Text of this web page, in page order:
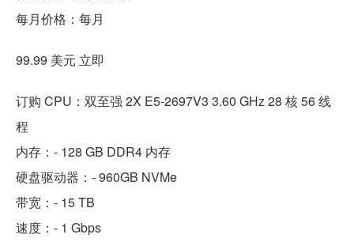
每月价格：每月
99.99 美元 立即
订购 CPU：双至强 2X E5-2697V3 3.60 GHz 28 核 56 线
程
内存：- 128 GB DDR4 内存
硬盘驱动器：- 960GB NVMe
带宽：- 15 TB
速度：- 1 Gbps